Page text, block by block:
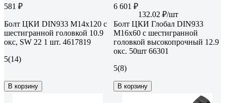
581 ₽
Болт ЦКИ DIN933 М14x120 с
шестигранной головкой 10.9
окс, SW 22 1 шт. 4617819
5(14)
В корзину
6 601 ₽
132.02 ₽/шт
Болт ЦКИ Глобал DIN933
М16х60 с шестигранной
головкой высокопрочный 12.9
окс. 50шт 66301
5(8)
В корзину